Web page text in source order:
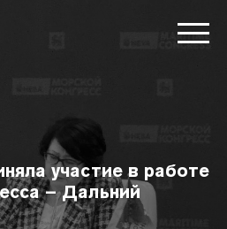
участие в работе
– Дальний